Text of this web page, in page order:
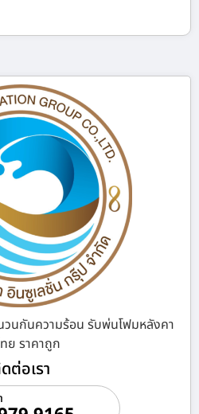
นกันความร้อน รับพ่นโฟมหลังคา
ย ราคาถูก
ต่อเรา